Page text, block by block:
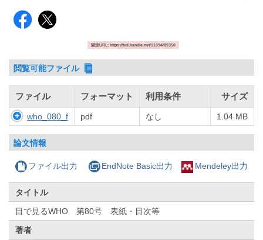
固定URL: https://hdl.handle.net/11094/89350
閲覧可能ファイル
ファイル フォーマット 利用条件 サイズ
who_080_f pdf なし 1.04 MB
論文情報
ファイル出力 EndNote Basic出力 Mendeley出力
タイトル
目で見るWHO 第80号 表紙・目次等
著者